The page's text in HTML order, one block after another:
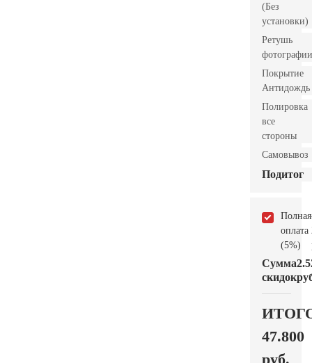
(Без
установки)
Ретушь
фотографии
Покрытие
Антидождь
Полировка
все
стороны
Самовывоз
Подитог
Полная
оплата
(5%)
Сумма
скидок
47.800
руб.